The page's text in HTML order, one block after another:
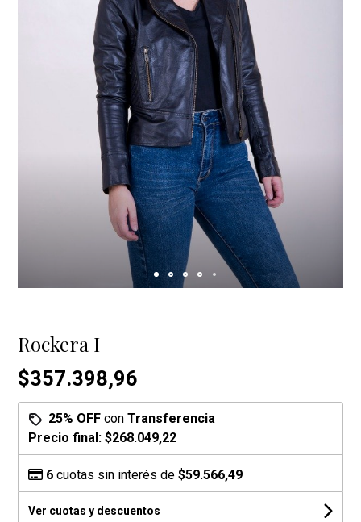
Rockera I
$357.398,96
25% OFF conTransferencia
Precio final:$268.049,22
6 cuotas sin interés de$59.566,49
Ver cuotas y descuentos